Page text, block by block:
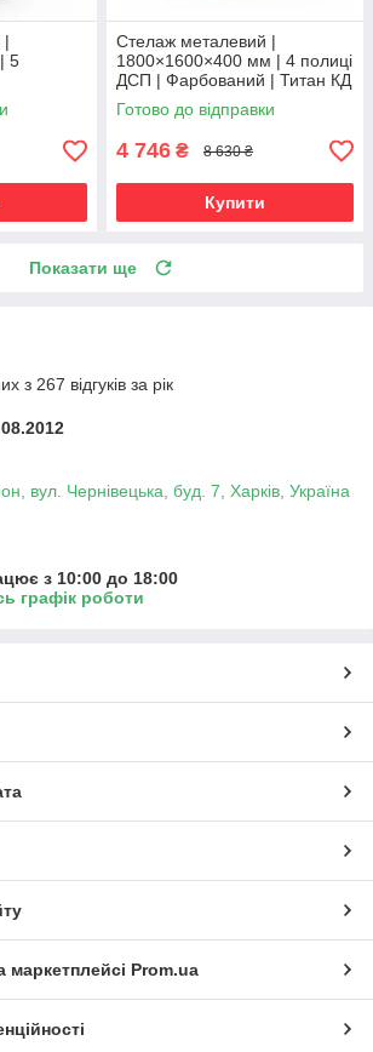
|
5
ОС |
для
Стелаж металевий |
1800×1600×400 мм | 4 полиці
ДСП | Фарбований | Титан КД
| 300 кг/полицю | посилений
для важких вантажів і
Готово до відправки
4 746 ₴ 8 630 ₴
Купити
Показати ще
з 267 відгуків за рік
вул. Чернівецька, буд. 7, Харків, Україна
з 10:00 до 18:00
графік роботи
маркетплейсі Prom.ua